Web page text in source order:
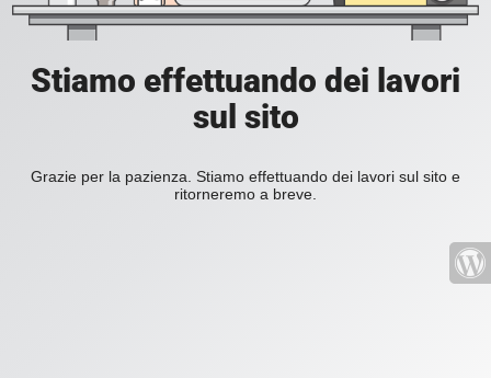
Stiamo effettuando dei lavori
sul sito
Grazie per la pazienza. Stiamo effettuando dei lavori sul sito e
ritorneremo a breve.